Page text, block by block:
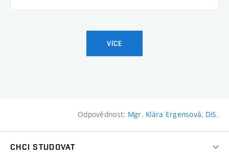
VÍCE
Odpovědnost: Mgr. Klára Ergensová, DiS.
CHCI STUDOVAT